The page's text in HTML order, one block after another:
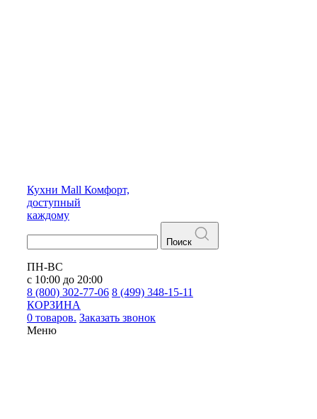
Кухни Mall Комфорт,
доступный
каждому
Поиск
ПН-ВС
с 10:00 до 20:00
8 (800) 302-77-06 8 (499) 348-15-11
КОРЗИНА
0 товаров. Заказать звонок
Меню